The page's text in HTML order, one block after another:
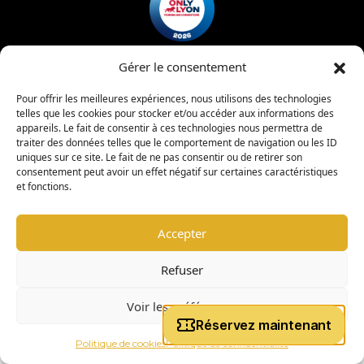
Gérer le consentement
Pour offrir les meilleures expériences, nous utilisons des technologies
telles que les cookies pour stocker et/ou accéder aux informations des
appareils. Le fait de consentir à ces technologies nous permettra de
traiter des données telles que le comportement de navigation ou les ID
uniques sur ce site. Le fait de ne pas consentir ou de retirer son
consentement peut avoir un effet négatif sur certaines caractéristiques
et fonctions.
Accepter
Refuser
Voir les préférences
Politique de cookiesPolitique de confidentialité
Mentions légales
Politique de confidentialité
Charte d’admission
Règlement intérieur
copyright © 2026 -